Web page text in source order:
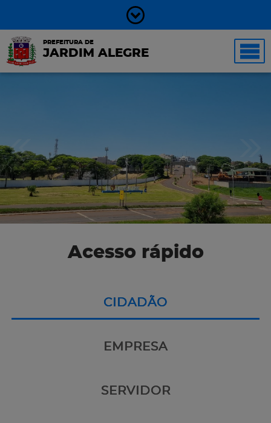
PREFEITURA DE
JARDIM ALEGRE
Acesso rápido
CIDADÃO
EMPRESA
SERVIDOR